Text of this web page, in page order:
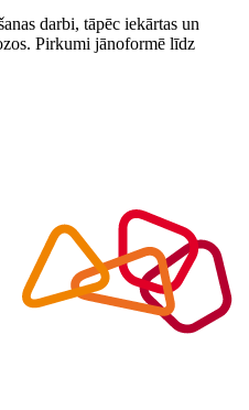
darbi, tāpēc iekārtas un
Pirkumi jānoformē līdz